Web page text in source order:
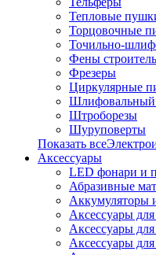
Тепловые
Торцовочные
Точильно-
Фены
Фрезеры
Циркулярные
Шлифовальный
Штроборезы
Шуруповерты
Показать
Аксессуары
LED фонари и
Абразивные
Аккумуляторы
Аксессуары
Аксессуары
Аксессуары